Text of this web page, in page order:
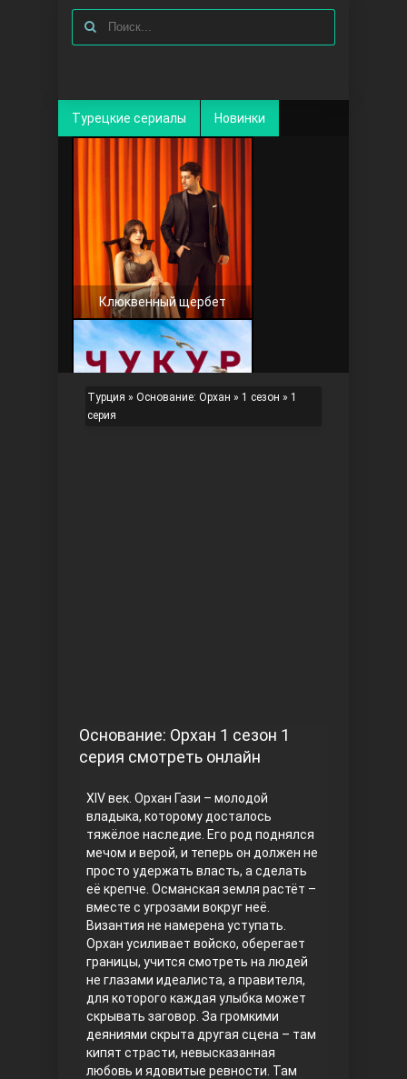
Турецкие сериалы Новинки
Клюквенный щербет
Правосyдие
Любовь напрокат
Турция » Основание: Орхан » 1 сезон » 1
серия
Основание: Орхан 1 сезон 1
серия смотреть онлайн
XIV век. Орхан Гази – молодой
владыка, которому досталось
тяжёлое наследие. Его род поднялся
мечом и верой, и теперь он должен не
просто удержать власть, а сделать
её крепче. Османская земля растёт –
вместе с угрозами вокруг неё.
Византия не намерена уступать.
Орхан усиливает войско, оберегает
границы, учится смотреть на людей
не глазами идеалиста, а правителя,
для которого каждая улыбка может
скрывать заговор. За громкими
деяниями скрыта другая сцена – там
кипят страсти, невысказанная
любовь и ядовитые ревности. Там